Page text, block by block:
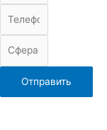
Отправить